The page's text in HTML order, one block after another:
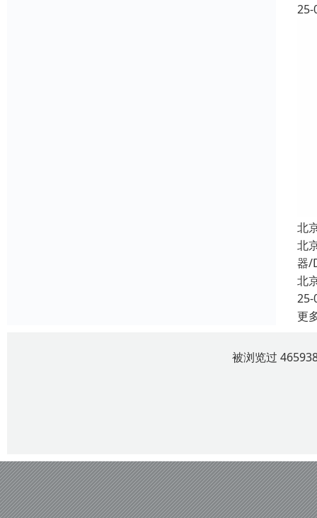
25-
北
北
器/
北
25-
更
被浏览过